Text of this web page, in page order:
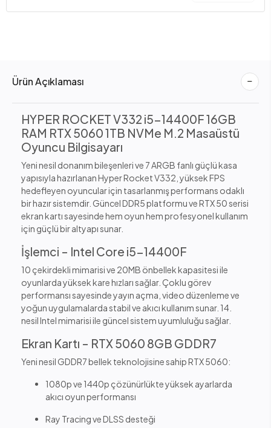
Ürün Açıklaması
HYPER ROCKET V332 i5-14400F 16GB
RAM RTX 5060 1TB NVMe M.2 Masaüstü
Oyuncu Bilgisayarı
Yeni nesil donanım bileşenleri ve 7 ARGB fanlı güçlü kasa
yapısıyla hazırlanan Hyper Rocket V332, yüksek FPS
hedefleyen oyuncular için tasarlanmış performans odaklı
bir hazır sistemdir. Güncel DDR5 platformu ve RTX 50 serisi
ekran kartı sayesinde hem oyun hem profesyonel kullanım
için güçlü bir altyapı sunar.
İşlemci – Intel Core i5-14400F
10 çekirdekli mimarisi ve 20MB önbellek kapasitesi ile
oyunlarda yüksek kare hızları sağlar. Çoklu görev
performansı sayesinde yayın açma, video düzenleme ve
yoğun uygulamalarda stabil ve akıcı kullanım sunar. 14.
nesil Intel mimarisi ile güncel sistem uyumluluğu sağlar.
Ekran Kartı – RTX 5060 8GB GDDR7
Yeni nesil GDDR7 bellek teknolojisine sahip RTX 5060:
1080p ve 1440p çözünürlükte yüksek ayarlarda
akıcı oyun performansı
Ray Tracing ve DLSS desteği